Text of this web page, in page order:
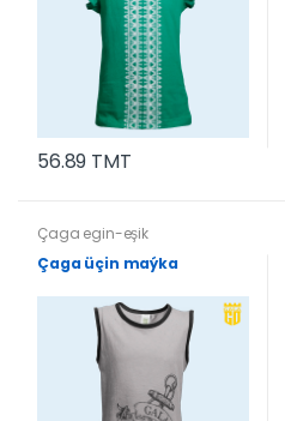
56.89 TMT
Çaga egin-eşik
Çaga üçin maýka